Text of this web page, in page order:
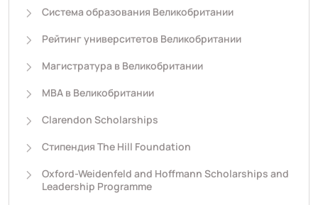
Система образования Великобритании
Рейтинг университетов Великобритании
Магистратура в Великобритании
MBA в Великобритании
Clarendon Scholarships
Стипендия The Hill Foundation
Oxford-Weidenfeld and Hoffmann Scholarships and
Leadership Programme